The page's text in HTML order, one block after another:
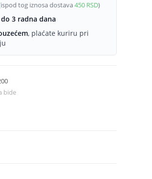
tog iznosa dostava450 RSD)
3 radna dana
, plaćate kuriru pri
bide